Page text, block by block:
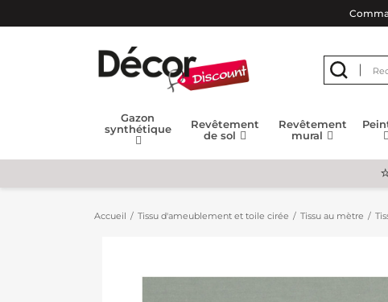
Gazon
synthétique
Revêtement
de sol
Revêtement
mural
Accueil Tissu d'ameublement et toile cirée Tissu au mètre